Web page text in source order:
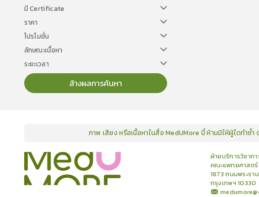
มี Certificate
ราคา
โปรโมชั่น
ลักษณะเนื้อหา
ระยะเวลา
ล้างผลการค้นหา
ภาพ เสียง หรือเนื้อหาในสื่อ MedUMore นี้ ห้ามมิให้ผู้ใดทำ
ฝ่ายบริการวิชากา
คณะแพทยศาสต
1873 ถนนพระรา
กรุงเทพฯ 10330
คอร์สคลังเนื้อหาประชุมวิชาการ